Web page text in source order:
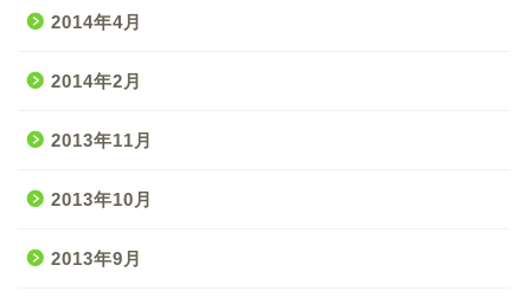
2014年4月
2014年2月
2013年11月
2013年10月
2013年9月